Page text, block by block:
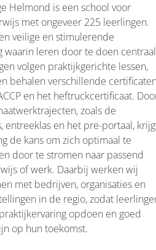
Helmond is een school voor
met ongeveer 225 leerlingen.
veilige en stimulerende
waarin leren door te doen centraal
volgen praktijkgerichte lessen,
behalen verschillende
en het heftruckcertificaat.
zoals de
entreeklas en het pre-portaal,
de kans om zich optimaal te
door te stromen naar passend
of werk. Daarbij werken wij
met bedrijven, organisaties en
in de regio, zodat
opdoen en goed
op hun toekomst.